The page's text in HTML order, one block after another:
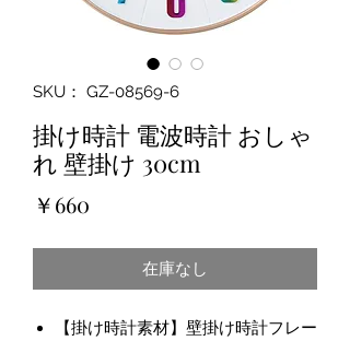
SKU： GZ-08569-6
掛け時計 電波時計 おしゃ
れ 壁掛け 30cm
￥660
在庫なし
【掛け時計素材】壁掛け時計フレー